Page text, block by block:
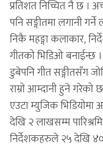
प्रतिशत निच्चित नै छ ।
पनि सङ्गीतमा लगानी
निकै महङ्गा कलाकार,
गीतको भिडिओ बनाईन्छ
डुबेपनि गीत सङ्गीतसँग
राम्रो आम्दानी हुने
एउटा म्युजिक भिडियोमा
देखि २ लाखसम्म
निर्देशकहरुले २५ देखि